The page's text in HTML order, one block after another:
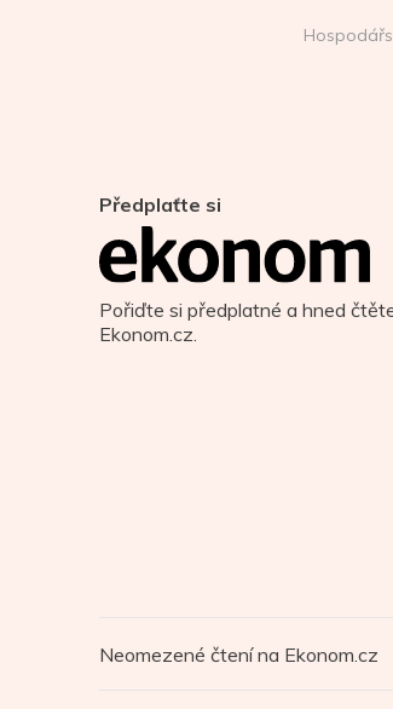
Předplaťte si
Pořiďte si předplatné a hned
Ekonom.cz.
Neomezené čtení na Ekonom.cz